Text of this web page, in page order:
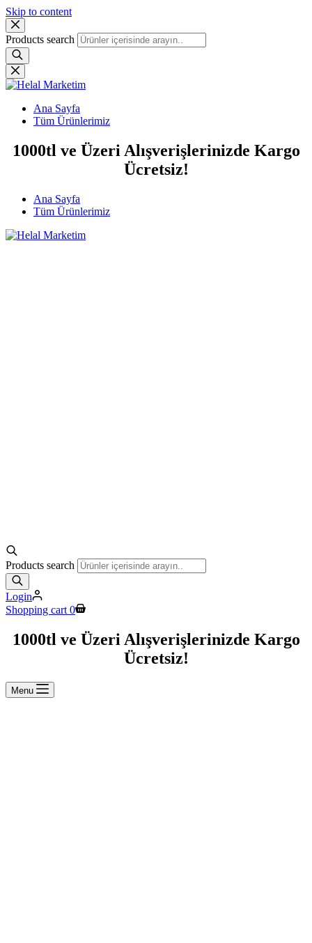
Skip to content
Products search
Ana Sayfa
Tüm Ürünlerimiz
1000tl ve Üzeri Alışverişlerinizde Kargo
Ücretsiz!
Ana Sayfa
Tüm Ürünlerimiz
Products search
Login
Shopping cart 0
1000tl ve Üzeri Alışverişlerinizde Kargo
Ücretsiz!
Menu